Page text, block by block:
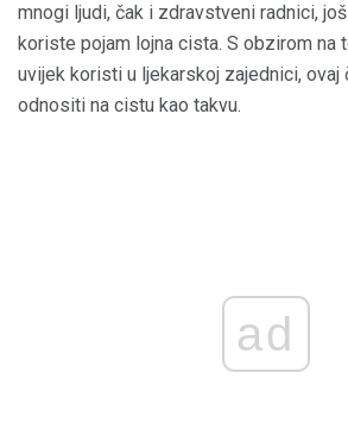
mnogi ljudi, čak i zdravstveni radnici,
koriste pojam lojna cista. S obzirom na
uvijek koristi u ljekarskoj zajednici, ovaj
odnositi na cistu kao takvu.
ad